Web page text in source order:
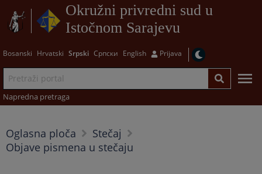
Okružni privredni sud u
Istočnom Sarajevu
Bosanski Hrvatski Srpski Српски English Prijava
Napredna pretraga
Oglasna ploča
Stečaj
Objave pismena u stečaju